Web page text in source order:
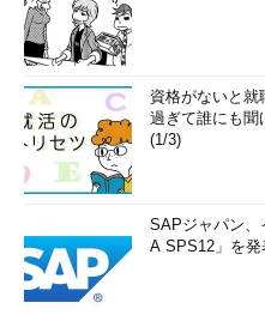
資格がないと
過ぎて誰にも聞
(1/3)
SAPジャパン、
A SPS12」を発